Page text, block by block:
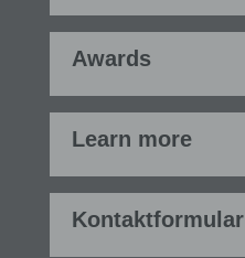
Awards
Learn more
Kontaktformular